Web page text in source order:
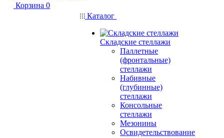
Корзина 0
Каталог
Складские стеллажи
Паллетные
(фронтальные)
стеллажи
Набивные
(глубинные)
стеллажи
Консольные
стеллажи
Мезонины
Освидетельствование